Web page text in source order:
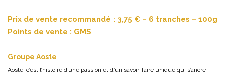
Prix de vente recommandé : 3,75 € – 6 tranches – 100g
Points de vente : GMS
Groupe Aoste
Aoste, c’est l’histoire d’une passion et d’un savoir-faire unique qui s’ancre